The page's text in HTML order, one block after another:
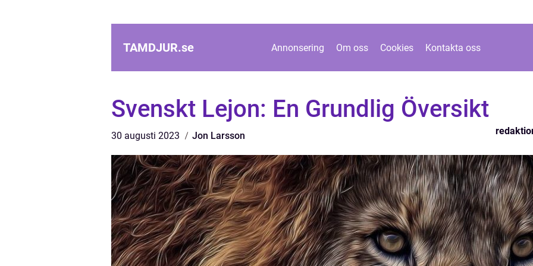
TAMDJUR.se Annonsering Om oss Cookies Kontakta oss
Svenskt Lejon: En Grundlig Översikt
30 augusti 2023 Jon Larsson